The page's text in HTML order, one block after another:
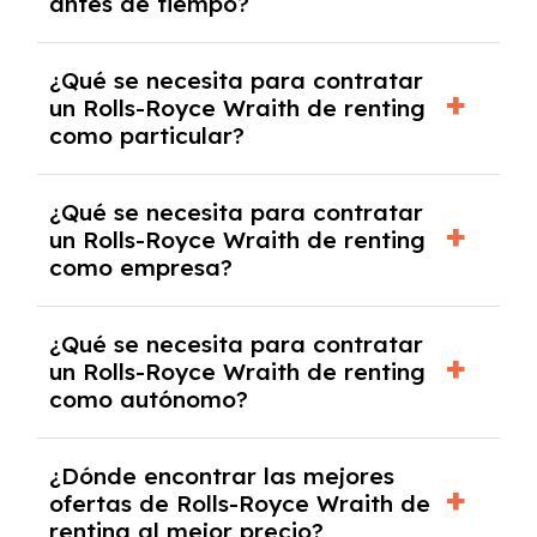
debido al resultado del estudio de viabilidad
económica.
pero puede haber penalizaciones por
cancelación anticipada. Es importante revisar
las condiciones del contrato y hablar con un
experto que te asesore.
¿Qué se necesita para contratar
un Rolls-Royce Wraith de renting
como particular?
y, en algunos casos, una consulta de solvencia
crediticia y un pago inicial.
¿Qué se necesita para contratar
un Rolls-Royce Wraith de renting
como empresa?
documentación financiera y, en algunos
casos, un informe de solvencia de la empresa
y un pago inicial.
¿Qué se necesita para contratar
un Rolls-Royce Wraith de renting
como autónomo?
autónomos, justificante de ingresos y, en
algunos casos, un informe fiscal y un pago
¿Dónde encontrar las mejores
ofertas de Rolls-Royce Wraith de
renting al mejor precio?